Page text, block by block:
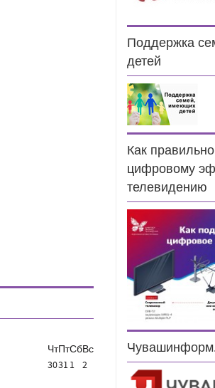
ЧтПтСбВс
30311 2
Поддержка
детей
Как
цифровому
телевидению